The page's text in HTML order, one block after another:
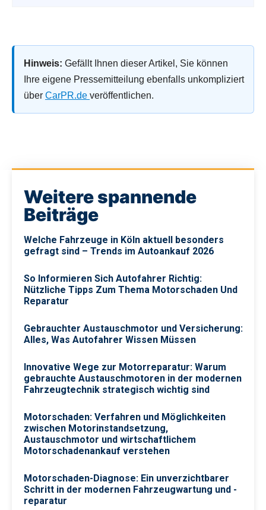
Hinweis: Gefällt Ihnen dieser Artikel, Sie können
Ihre eigene Pressemitteilung ebenfalls unkompliziert
über CarPR.de veröffentlichen.
Weitere spannende
Beiträge
Welche Fahrzeuge in Köln aktuell besonders
gefragt sind – Trends im Autoankauf 2026
So Informieren Sich Autofahrer Richtig:
Nützliche Tipps Zum Thema Motorschaden Und
Reparatur
Gebrauchter Austauschmotor und Versicherung:
Alles, Was Autofahrer Wissen Müssen
Innovative Wege zur Motorreparatur: Warum
gebrauchte Austauschmotoren in der modernen
Fahrzeugtechnik strategisch wichtig sind
Motorschaden: Verfahren und Möglichkeiten
zwischen Motorinstandsetzung,
Austauschmotor und wirtschaftlichem
Motorschadenankauf verstehen
Motorschaden-Diagnose: Ein unverzichtbarer
Schritt in der modernen Fahrzeugwartung und -
reparatur